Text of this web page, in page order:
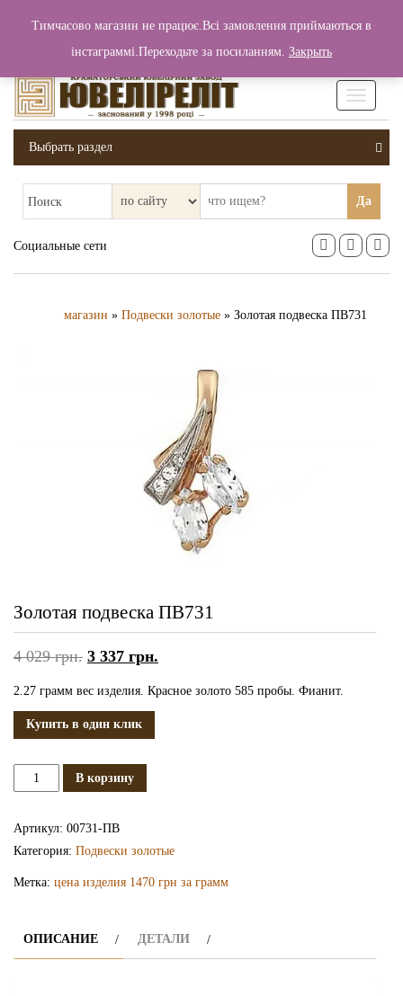
Вход / Регистрация 0 грн.
Выбрать раздел
Поиск Да
Социальные сети
магазин » Подвески золотые » Золотая подвеска ПВ731
Золотая подвеска ПВ731
4 029грн. 3 337 грн.
2.27 грамм вес изделия. Красное золото 585 пробы. Фианит.
Купить в один клик
КоличествоВ корзину
Артикул: 00731-ПВ
Категория: Подвески золотые
Метка: цена изделия 1470 грн за грамм
ОПИСАНИЕ ДЕТАЛИ
Тимчасово магазин не працює.Всі замовлення приймаються в
інстаграммі.Переходьте за посиланням. Закрыть